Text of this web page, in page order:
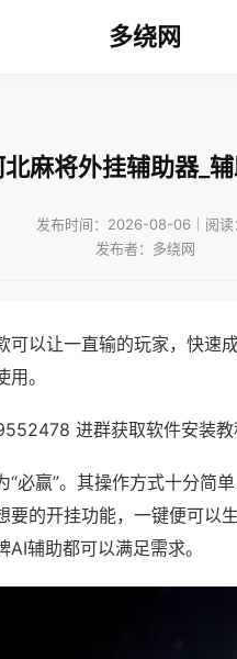
多绕网
麻将外挂辅助器_
发布时间：2026-08-06｜阅读
发布者：多绕网
以让一直输的玩家，快速
。
进群获取软件安装教
必赢”。其操作方式十分简
要的开挂功能，一键便可以
辅助都可以满足需求。